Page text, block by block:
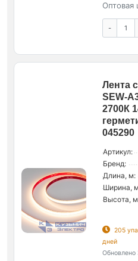
Оптовая
-
Лента
SEW-
2700К
045290
Артикул:
Бренд:
Длина, м:
Ширина,
Высота,
205
дней
Обновлено